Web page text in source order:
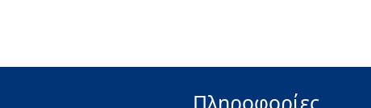
Πληροφορίες